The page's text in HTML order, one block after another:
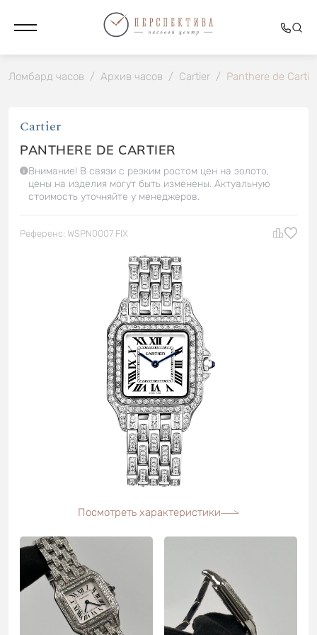
Ломбард часов / Архив часов / Cartier / Panthere de
Cartier
PANTHERE DE CARTIER
Внимание! В связи с резким ростом цен на золото,
цены на изделия могут быть изменены. Актуальную
стоимость уточняйте у менеджеров.
Референс: WSPN0007 FIX
Посмотреть характеристики